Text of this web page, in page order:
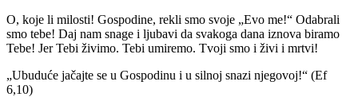
O, koje li milosti! Gospodine, rekli smo svoje „Evo me!“ Odabrali
smo tebe! Daj nam snage i ljubavi da svakoga dana iznova biramo
Tebe! Jer Tebi živimo. Tebi umiremo. Tvoji smo i živi i mrtvi!
„Ubuduće jačajte se u Gospodinu i u silnoj snazi njegovoj!“ (Ef
6,10)